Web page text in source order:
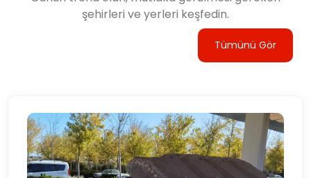
şehirleri ve yerleri keşfedin.
Tümünü Gör